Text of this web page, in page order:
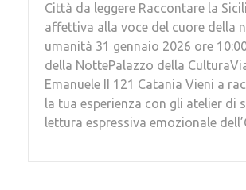
Città da leggere Raccontare la
affettiva alla voce del cuore della
umanità 31 gennaio 2026 ore
della NottePalazzo della
Emanuele II 121 Catania Vieni a
la tua esperienza con gli atelier di
lettura espressiva emozionale